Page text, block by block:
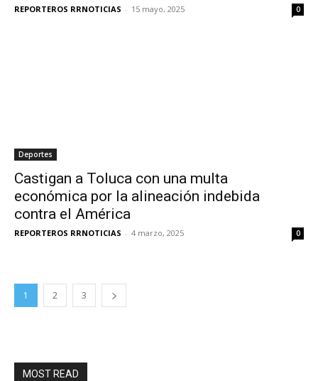
REPORTEROS RRNOTICIAS - 15 mayo, 2025 0
Deportes
Castigan a Toluca con una multa
económica por la alineación indebida
contra el América
REPORTEROS RRNOTICIAS - 4 marzo, 2025 0
1 2 3
MOST READ